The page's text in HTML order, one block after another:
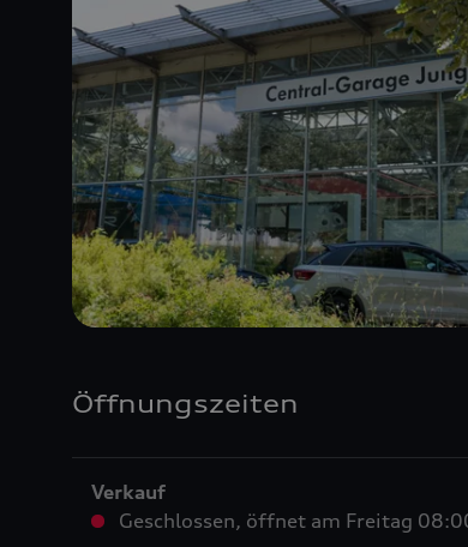
Öffnungszeiten
Verkauf
Geschlossen, öffnet am Freitag